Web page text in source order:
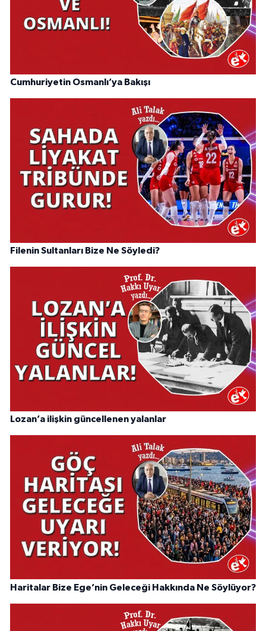
Cumhuriyetin Osmanlı’ya Bakışı
Filenin Sultanları Bize Ne Söyledi?
Lozan’a ilişkin güncellenen yalanlar
Haritalar Bize Ege’nin Geleceği Hakkında Ne Söylüyor?